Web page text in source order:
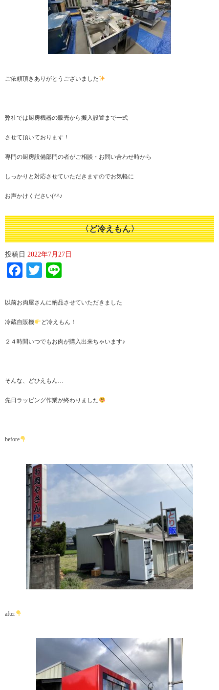
ご依頼頂きありがとうございました
弊社では厨房機器の販売から搬入設置まで一式
させて頂いております！
専門の厨房設備部門の者がご相談・お問い合わせ時から
しっかりと対応させていただきますのでお気軽に
お声かけください(^^♪
〈ど冷えもん〉
投稿日 2022年7月27日
Facebook
Twitter
以前お肉屋さんに納品させていただきました
冷蔵自販機 ど冷えもん！
２４時間いつでもお肉が購入出来ちゃいます♪
そんな、どひえもん…
先日ラッピング作業が終わりました
before
after